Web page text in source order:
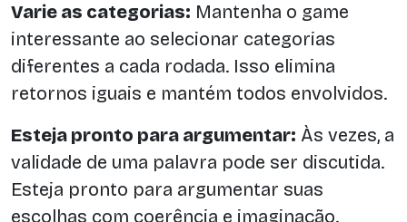
Varie as categorias: Mantenha o game
interessante ao selecionar categorias
diferentes a cada rodada. Isso elimina
retornos iguais e mantém todos envolvidos.
Esteja pronto para argumentar: Às vezes, a
validade de uma palavra pode ser discutida.
Esteja pronto para argumentar suas
escolhas com coerência e imaginação.